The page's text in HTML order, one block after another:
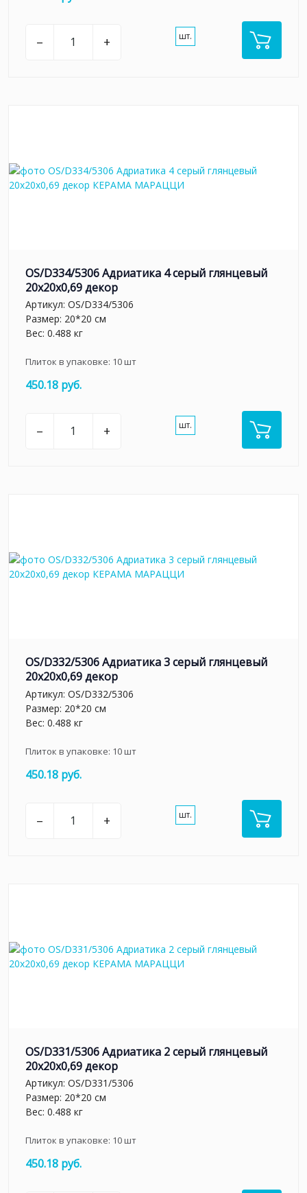
– + шт.
OS/D334/5306 Адриатика 4 серый глянцевый
20x20x0,69 декор
Артикул: OS/D334/5306
Размер: 20*20 см
Вес: 0.488 кг
Плиток в упаковке: 10шт
450.18 руб.
– + шт.
OS/D332/5306 Адриатика 3 серый глянцевый
20x20x0,69 декор
Артикул: OS/D332/5306
Размер: 20*20 см
Вес: 0.488 кг
Плиток в упаковке: 10шт
450.18 руб.
– + шт.
OS/D331/5306 Адриатика 2 серый глянцевый
20x20x0,69 декор
Артикул: OS/D331/5306
Размер: 20*20 см
Вес: 0.488 кг
Плиток в упаковке: 10шт
450.18 руб.